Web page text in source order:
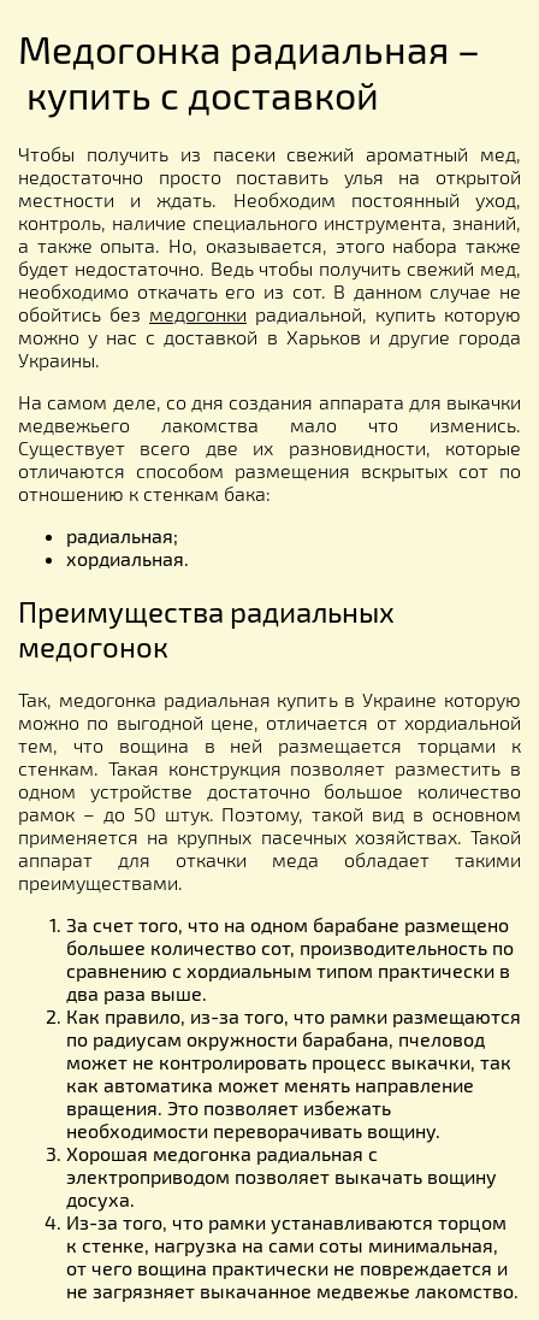
Медогонка радиальная –
купить с доставкой
Чтобы получить из пасеки свежий ароматный мед,
недостаточно просто поставить улья на открытой
местности и ждать. Необходим постоянный уход,
контроль, наличие специального инструмента, знаний,
а также опыта. Но, оказывается, этого набора также
будет недостаточно. Ведь чтобы получить свежий мед,
необходимо откачать его из сот. В данном случае не
обойтись без медогонки радиальной, купить которую
можно у нас с доставкой в Харьков и другие города
Украины.
На самом деле, со дня создания аппарата для выкачки
медвежьего лакомства мало что изменись.
Существует всего две их разновидности, которые
отличаются способом размещения вскрытых сот по
отношению к стенкам бака:
радиальная;
хордиальная.
Преимущества радиальных
медогонок
Так, медогонка радиальная купить в Украине которую
можно по выгодной цене, отличается от хордиальной
тем, что вощина в ней размещается торцами к
стенкам. Такая конструкция позволяет разместить в
одном устройстве достаточно большое количество
рамок – до 50 штук. Поэтому, такой вид в основном
применяется на крупных пасечных хозяйствах. Такой
аппарат для откачки меда обладает такими
преимуществами.
За счет того, что на одном барабане размещено
большее количество сот, производительность по
сравнению с хордиальным типом практически в
два раза выше.
Как правило, из-за того, что рамки размещаются
по радиусам окружности барабана, пчеловод
может не контролировать процесс выкачки, так
как автоматика может менять направление
вращения. Это позволяет избежать
необходимости переворачивать вощину.
Хорошая медогонка радиальная с
электроприводом позволяет выкачать вощину
досуха.
Из-за того, что рамки устанавливаются торцом
к стенке, нагрузка на сами соты минимальная,
от чего вощина практически не повреждается и
не загрязняет выкачанное медвежье лакомство.